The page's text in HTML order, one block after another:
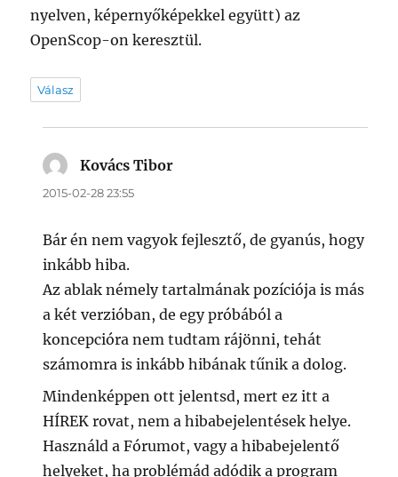
nyelven, képernyőképekkel együtt) az
OpenScop-on keresztül.
Válasz
Kovács Tibor
2015-02-28 23:55
Bár én nem vagyok fejlesztő, de gyanús, hogy
inkább hiba.
Az ablak némely tartalmának pozíciója is más
a két verzióban, de egy próbából a
koncepcióra nem tudtam rájönni, tehát
számomra is inkább hibának tűnik a dolog.
Mindenképpen ott jelentsd, mert ez itt a
HÍREK rovat, nem a hibabejelentések helye.
Használd a Fórumot, vagy a hibabejelentő
helyeket, ha problémád adódik a program